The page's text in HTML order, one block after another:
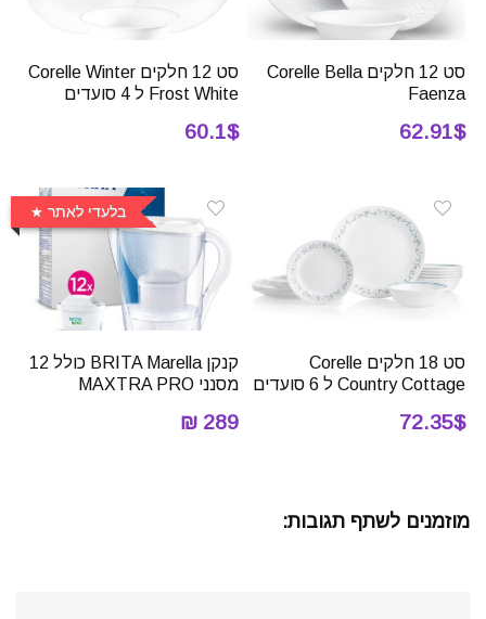
סט 12 חלקים Corelle Bella
Faenza
62.91$
סט 12 חלקים Corelle Winter
Frost White ל 4 סועדים
60.1$
סט 18 חלקים Corelle
Country Cottage ל 6 סועדים
72.35$
בלעדי לאתר
קנקן BRITA Marella כולל 12
מסנני MAXTRA PRO
289 ₪
מוזמנים לשתף תגובות: